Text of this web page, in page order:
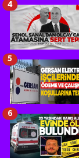
4
5
6